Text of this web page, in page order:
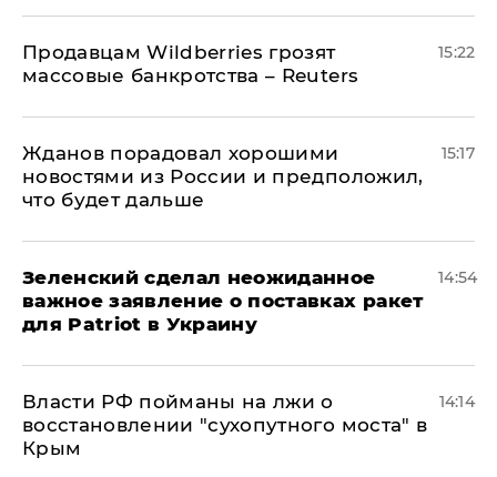
Продавцам Wildberries грозят
массовые банкротства – Reuters
15:22
Жданов порадовал хорошими
новостями из России и предположил,
что будет дальше
15:17
Зеленский сделал неожиданное
важное заявление о поставках ракет
для Patriot в Украину
14:54
Власти РФ пойманы на лжи о
восстановлении "сухопутного моста" в
Крым
14:14